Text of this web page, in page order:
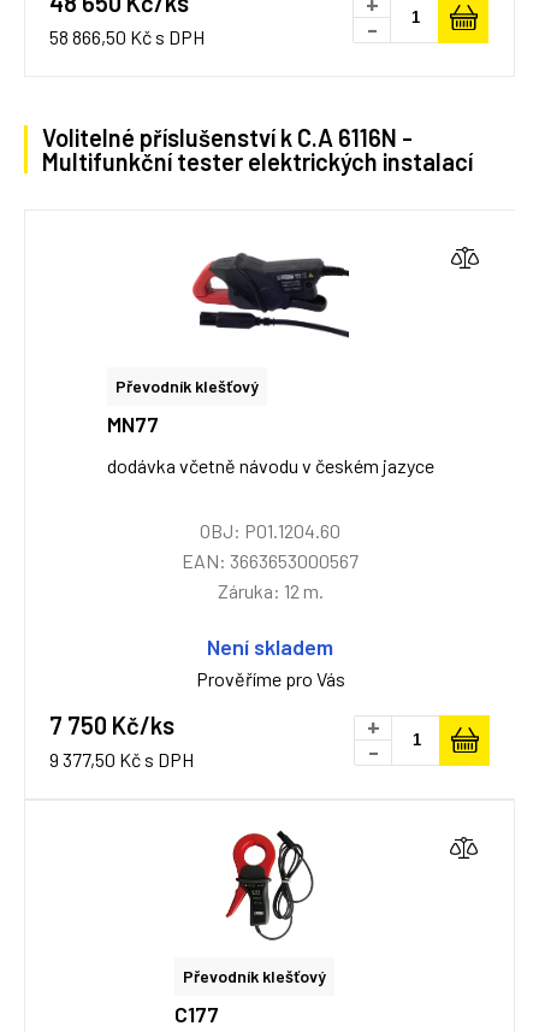
58 866,50 Kč s DPH
-
Volitelné příslušenství k C.A 6116N -
Multifunkční tester elektrických instalací
Převodník klešťový
MN77
dodávka včetně návodu v českém jazyce
OBJ: P01.1204.60
EAN: 3663653000567
Záruka: 12 m.
Není skladem
Prověříme pro Vás
7 750 Kč/ks
9 377,50 Kč s DPH
+
-
Převodník klešťový
C177